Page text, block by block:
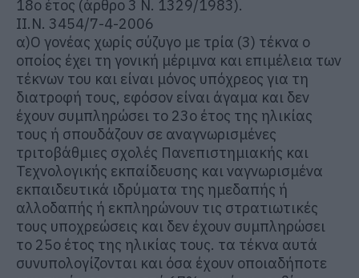
18ο έτος (άρθρο 3 Ν. 1329/1983).
ΙΙ.Ν. 3454/7-4-2006
α)Ο γονέας χωρίς σύζυγο με τρία (3) τέκνα ο
οποίος έχει τη γονική μέριμνα και επιμέλεια των
τέκνων του και είναι μόνος υπόχρεος για τη
διατροφή τους, εφόσον είναι άγαμα και δεν
έχουν συμπληρώσει το 23ο έτος της ηλικίας
τους ή σπουδάζουν σε αναγνωρισμένες
τριτοβάθμιες σχολές Πανεπιστημιακής και
Τεχνολογικής εκπαίδευσης και ναγνωρισμένα
εκπαιδευτικά ιδρύματα της ημεδαπής ή
αλλοδαπής ή εκπληρώνουν τις στρατιωτικές
τους υποχρεώσεις και δεν έχουν συμπληρώσει
το 25ο έτος της ηλικίας τους. τα τέκνα αυτά
συνυπολογίζονται και όσα έχουν οποιαδήποτε